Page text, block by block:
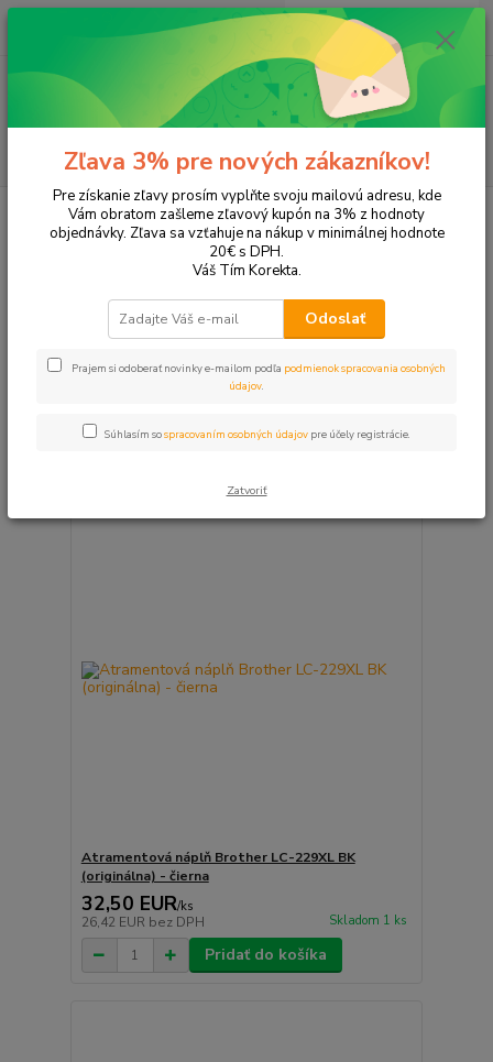
Hľadať
ks
za 0,00 EUR
Tonery a náplne do tlačiarní Brother MFC-J5625DW
MFC-J5625DW
Upresniť parametre
Najdrahšie
Zobrazujem 1-4 z 4
Atramentová náplň Brother LC-229XL BK
(originálna) - čierna
32,50 EUR/ks
26,42 EUR bez DPH Skladom 1 ks
Pridať do košíka
Zľava 3% pre nových zákazníkov!
Pre získanie zľavy prosím vyplňte svoju mailovú adresu, kde
Vám obratom zašleme zľavový kupón na 3% z hodnoty
objednávky. Zľava sa vzťahuje na nákup v minimálnej hodnote
20€ s DPH.
Váš Tím Korekta.
Odoslať
Prajem si odoberať novinky e-mailom podľa podmienok spracovania osobných
údajov.
Súhlasím sospracovaním osobných údajov pre účely registrácie.
Zatvoriť